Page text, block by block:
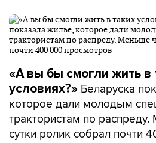
«А вы бы смогли жить в
условиях?» Беларуска
которое дали молодым
трактористам по
сутки ролик собрал почти